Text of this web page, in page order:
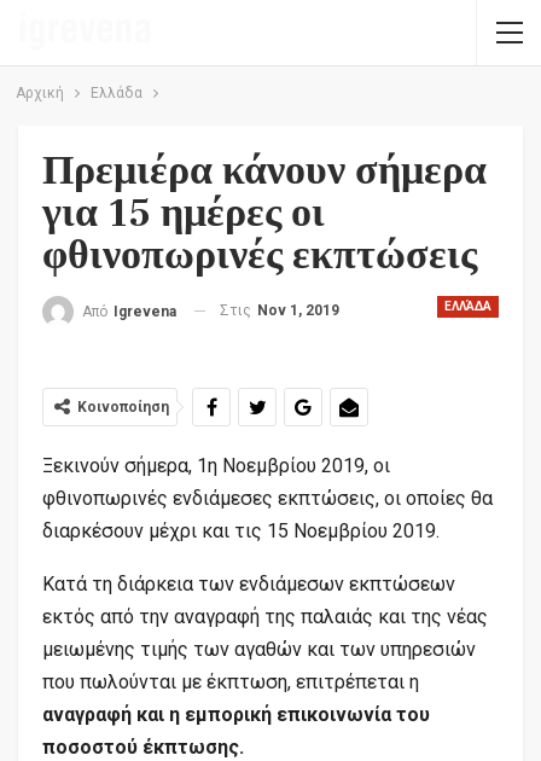
Αρχική Ελλάδα
Πρεμιέρα κάνουν σήμερα
για 15 ημέρες οι
φθινοπωρινές εκπτώσεις
ΕΛΛΆΔΑ
Από Igrevena Στις Nov 1, 2019
Κοινοποίηση
Ξεκινούν σήμερα, 1η Νοεμβρίου 2019, οι
φθινοπωρινές ενδιάμεσες εκπτώσεις, οι οποίες θα
διαρκέσουν μέχρι και τις 15 Νοεμβρίου 2019.
Κατά τη διάρκεια των ενδιάμεσων εκπτώσεων
εκτός από την αναγραφή της παλαιάς και της νέας
μειωμένης τιμής των αγαθών και των υπηρεσιών
που πωλούνται με έκπτωση, επιτρέπεται η
αναγραφή και η εμπορική επικοινωνία του
ποσοστού έκπτωσης.